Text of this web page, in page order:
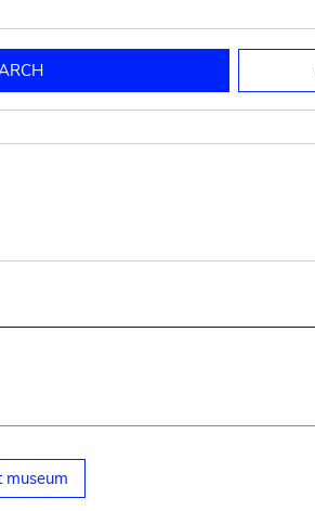
pottery
clay
pot
museum